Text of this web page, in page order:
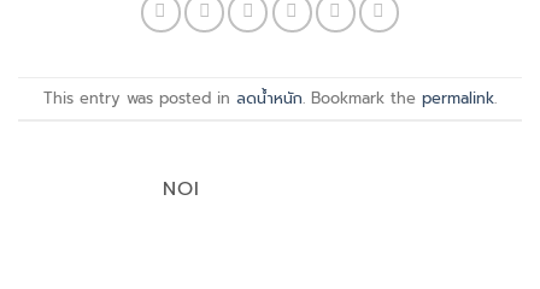
This entry was posted in ลดน้ำหนัก. Bookmark the permalink.
NOI